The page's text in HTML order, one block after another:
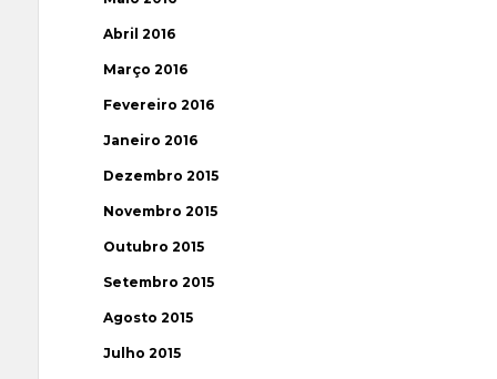
Abril 2016
Março 2016
Fevereiro 2016
Janeiro 2016
Dezembro 2015
Novembro 2015
Outubro 2015
Setembro 2015
Agosto 2015
Julho 2015